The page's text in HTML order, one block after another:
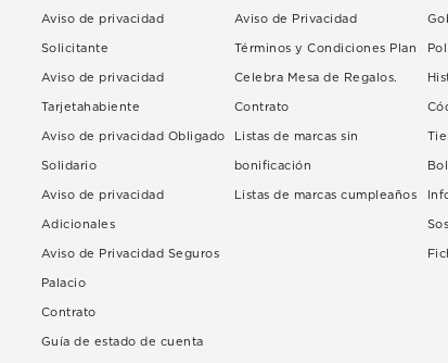
Aviso de privacidad
Solicitante
Aviso de privacidad
Tarjetahabiente
Aviso de privacidad Obligado
Solidario
Aviso de privacidad
Adicionales
Aviso de Privacidad Seguros
Palacio
Contrato
Guía de estado de cuenta
Aviso de Privacidad
Términos y Condiciones Plan
Celebra Mesa de Regalos.
Contrato
Listas de marcas sin
bonificación
Listas de marcas cumpleaños